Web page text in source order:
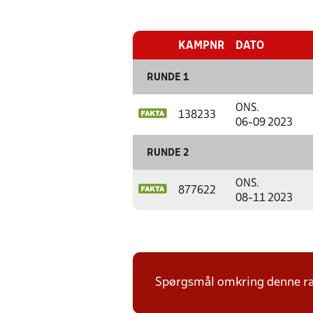
KAMPNR DATO
RUNDE 1
138233
ONS.
06-09 2023
RUNDE 2
877622
ONS.
08-11 2023
Spørgsmål omkring denne